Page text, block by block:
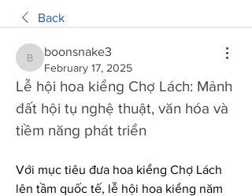
Back
boonsnake3
boonsnake3
February 17, 2025
Lễ hội hoa kiểng Chợ Lách: Mảnh
đất hội tụ nghệ thuật, văn hóa và
tiềm năng phát triển
Với mục tiêu đưa hoa kiểng Chợ Lách
lên tầm quốc tế, lễ hội hoa kiểng năm